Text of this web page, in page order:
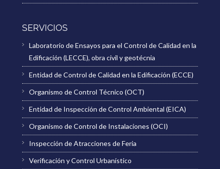
SERVICIOS
Laboratorio de Ensayos para el Control de Calidad en la
Edificación (LECCE), obra civil y geotécnia
Entidad de Control de Calidad en la Edificación (ECCE)
Organismo de Control Técnico (OCT)
Entidad de Inspección de Control Ambiental (EICA)
Organismo de Control de Instalaciones (OCI)
Inspección de Atracciones de Feria
Verificación y Control Urbanístico